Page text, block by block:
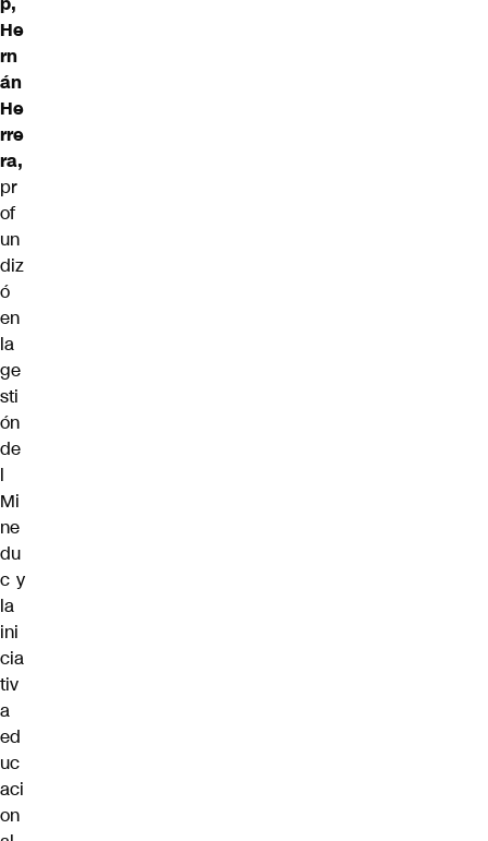
He
rn
án
He
rre
ra,
pr
of
un
diz
ó
en
la
ge
sti
ón
de
l
Mi
ne
du
c y
la
ini
cia
tiv
a
ed
uc
aci
on